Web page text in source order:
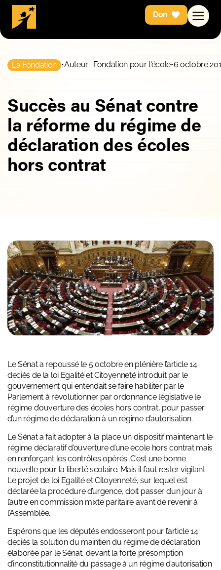
Don
La Fondation •Auteur : Fondation pour l'école•6 octobre
Succès au Sénat contre
la réforme du régime de
déclaration des écoles
hors contrat
Le Sénat a repoussé le 5 octobre en plénière l’article 14
deciès de la loi Egalité et Citoyenneté introduit par le
gouvernement qui entendait se faire habiliter par le
Parlement à révolutionner par ordonnance législative le
régime d’ouverture des écoles hors contrat, pour passer
d’un régime de déclaration à un régime d’autorisation.
Le Sénat a fait adopter à la place un dispositif maintenant le
régime déclaratif d’ouverture d’une école hors contrat mais
en renforçant les contrôles opérés. C’est une bonne
nouvelle pour la liberté scolaire. Mais il faut rester vigilant.
Le projet de loi Egalité et Citoyenneté, sur lequel est
déclarée la procédure d’urgence, doit passer d’un jour à
l’autre en commission mixte paritaire avant de revenir à
l’Assemblée.
Espérons que les députés endosseront pour l’article 14
deciès la solution du maintien du régime de déclaration
élaborée par le Sénat, devant la forte présomption
d’inconstitutionnalité du passage à un régime d’autorisation